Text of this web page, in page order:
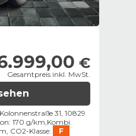
€
Gesamtpreis inkl. MwSt.
31, 10829
170 g/km, Kombi.
CO2-Klasse: F